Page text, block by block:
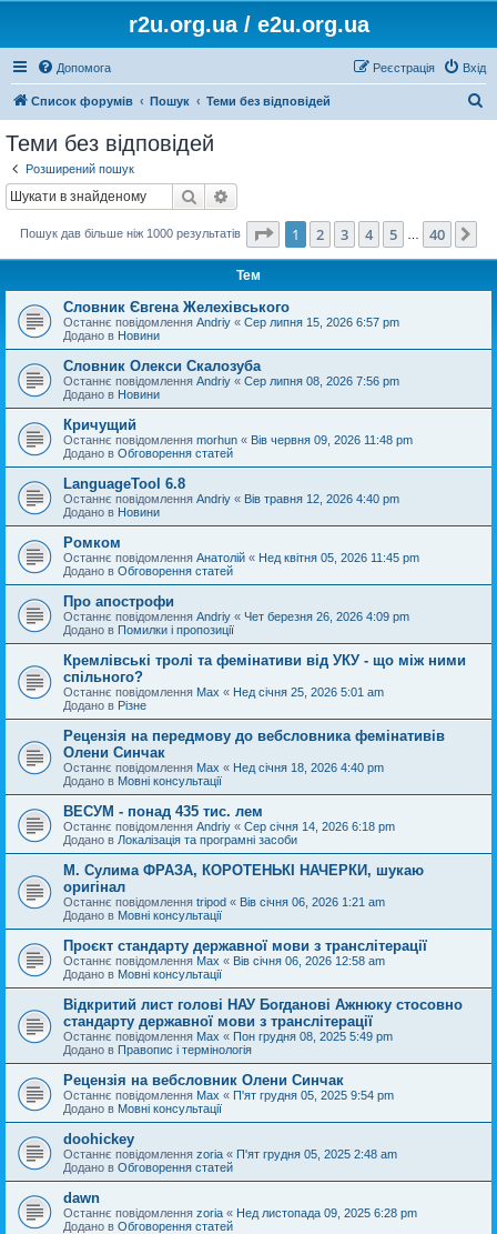
r2u.org.ua / e2u.org.ua
Допомога Вхід
Реєстрація
Список форумів Пошук Теми без відповідей
Теми без відповідей
Розширений пошук
Пошук
Пошук дав більше ніж 1000 результатів Сторінка 1 40
1 2 3 4 5 40
Тем
Словник Євгена Желехівського
Останнє повідомлення Andriy « Сер липня 15, 2026 6:57 pm
Додано в Новини
Словник Олекси Скалозуба
Останнє повідомлення Andriy « Сер липня 08, 2026 7:56 pm
Додано в Новини
Кричущий
Останнє повідомлення morhun « Вів червня 09, 2026 11:48 pm
Додано в Обговорення статей
LanguageTool 6.8
Останнє повідомлення Andriy « Вів травня 12, 2026 4:40 pm
Додано в Новини
Ромком
Останнє повідомлення Анатолій « Нед квітня 05, 2026 11:45 pm
Додано в Обговорення статей
Про апострофи
Останнє повідомлення Andriy « Чет березня 26, 2026 4:09 pm
Додано в Помилки і пропозиції
Кремлівські тролі та фемінативи від УКУ - що між ними
спільного?
Останнє повідомлення Max « Нед січня 25, 2026 5:01 am
Додано в Різне
Рецензія на передмову до вебсловника фемінативів
Олени Синчак
Останнє повідомлення Max « Нед січня 18, 2026 4:40 pm
Додано в Мовні консультації
ВЕСУМ - понад 435 тис. лем
Останнє повідомлення Andriy « Сер січня 14, 2026 6:18 pm
Додано в Локалізація та програмні засоби
М. Сулима ФРАЗА, КОРОТЕНЬКІ НАЧЕРКИ, шукаю
оригінал
Останнє повідомлення tripod « Вів січня 06, 2026 1:21 am
Додано в Мовні консультації
Проєкт стандарту державної мови з транслітерації
Останнє повідомлення Max « Вів січня 06, 2026 12:58 am
Додано в Мовні консультації
Відкритий лист голові НАУ Богданові Ажнюку стосовно
стандарту державної мови з транслітерації
Останнє повідомлення Max « Пон грудня 08, 2025 5:49 pm
Додано в Правопис і термінологія
Рецензія на вебсловник Олени Синчак
Останнє повідомлення Max « П'ят грудня 05, 2025 9:54 pm
Додано в Мовні консультації
doohickey
Останнє повідомлення zoria « П'ят грудня 05, 2025 2:48 am
Додано в Обговорення статей
dawn
Останнє повідомлення zoria « Нед листопада 09, 2025 6:28 pm
Додано в Обговорення статей